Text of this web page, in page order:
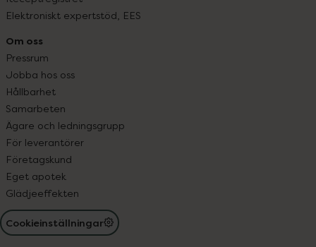
Elektroniskt expertstöd, EES
Om oss
Pressrum
Jobba hos oss
Hållbarhet
Samarbeten
Ägare och ledningsgrupp
För leverantörer
Företagskund
Eget apotek
Glädjeeffekten
Cookieinställningar